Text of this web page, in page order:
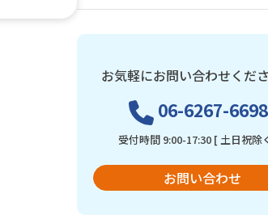
お気軽にお問い合わせくださ
06-6267-6698
受付時間 9:00-17:30 [ 土日祝除
お問い合わせ